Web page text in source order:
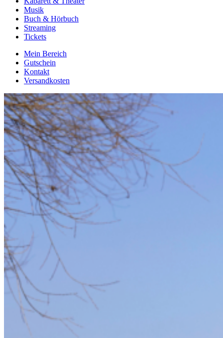
Musik
Buch & Hörbuch
Streaming
Tickets
Mein Bereich
Gutschein
Kontakt
Versandkosten